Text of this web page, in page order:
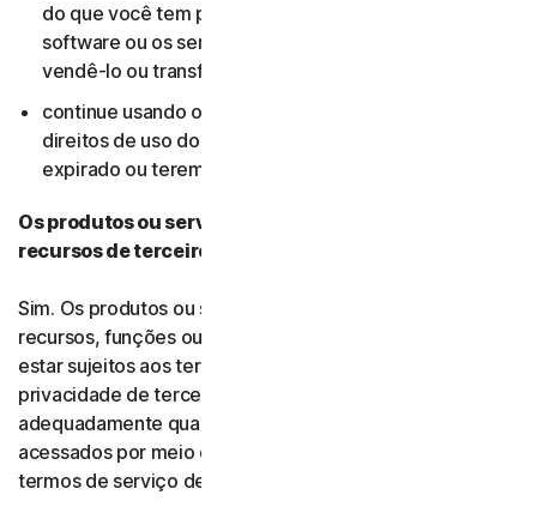
do que você tem permissão (inclusive ao não excluir o
software ou os serviços de um dispositivo antes de
vendê-lo ou transferir a propriedade dele); e não
continue usando o software ou os serviços após seus
direitos de uso do software ou dos serviços terem
expirado ou terem sido encerrados.
Os produtos ou serviços incluem conteúdo ou
recursos de terceiros?
Sim. Os produtos ou serviços podem incorporar
recursos, funções ou conteúdo de terceiros, que podem
estar sujeitos aos termos de serviço e políticas de
privacidade de terceiros. Você é responsável por usar
adequadamente quaisquer recursos de terceiros
acessados por meio de nossos serviços e seguir os
termos de serviço deles.